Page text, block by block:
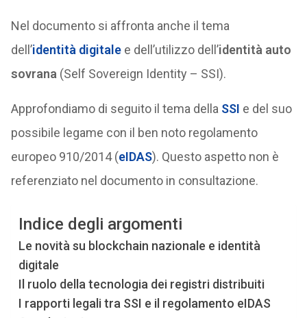
Nel documento si affronta anche il tema
dell’identità digitalee dell’utilizzo dell’identità auto
sovrana (Self Sovereign Identity – SSI).
Approfondiamo di seguito il tema della SSI e del suo
possibile legame con il ben noto regolamento
europeo 910/2014 (eIDAS). Questo aspetto non è
referenziato nel documento in consultazione.
Indice degli argomenti
Le novità su blockchain nazionale e identità
digitale
Il ruolo della tecnologia dei registri distribuiti
I rapporti legali tra SSI e il regolamento eIDAS